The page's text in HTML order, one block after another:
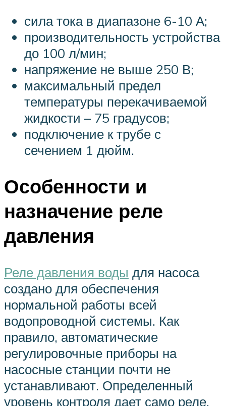
сила тока в диапазоне 6-10 А;
производительность устройства
до 100 л/мин;
напряжение не выше 250 В;
максимальный предел
температуры перекачиваемой
жидкости – 75 градусов;
подключение к трубе с
сечением 1 дюйм.
Особенности и
назначение реле
давления
Реле давления воды для насоса
создано для обеспечения
нормальной работы всей
водопроводной системы. Как
правило, автоматические
регулировочные приборы на
насосные станции почти не
устанавливают. Определенный
уровень контроля дает само реле.